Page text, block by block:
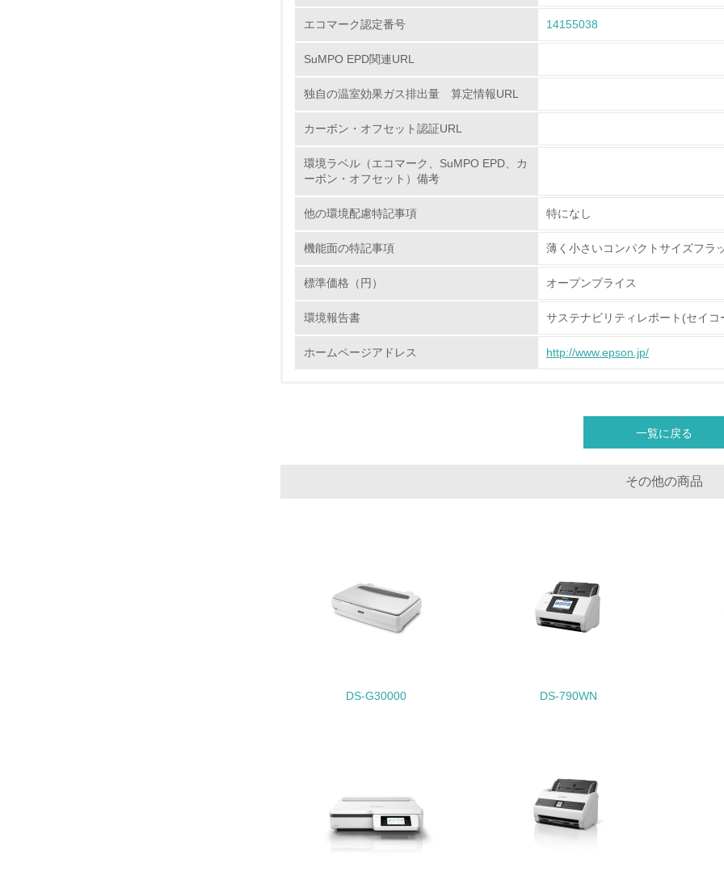
11. <L1> 環境配慮型製品・サービスの製造・販売を積極的に行って
12. <L2> 環境配慮型製品・サービスの製造・販売状況を把握し、具
13. <L1> グリーン購入の取り組み方針を有し、グリーン購入を行っ
14. <L2> 購入している製品・サービスの量と種類を把握し、具体的
化学物質
18. <L2> 化学物質の使用量及び外部への排出量を把握し、具体的な
<L1> 「生物多様性保全」に関する取り組み（例：森林保全活
購入、原材料のトレーサビリティの確認等）を行っている
エコマーク認定番号 14155038
SuMPO EPD関連URL
独自の温室効果ガス排出量 算定情報URL
カーボン・オフセット認証URL
環境ラベル（エコマーク、SuMPO EPD、カ
ーボン・オフセット）備考
他の環境配慮特記事項 特になし
機能面の特記事項 薄く小さいコンパクトサイズフラ
標準価格（円） オープンプライス
環境報告書 サステナビリティレポート(セイ
ホームページアドレス http://www.epson.jp/
一覧に戻る
その他の商品
DS-G30000 DS-790WN